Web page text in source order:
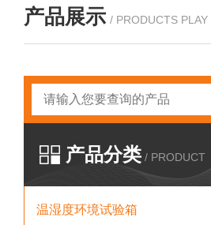
产品展示 / PRODUCTS PLAY
产品分类 / PRODUCT
温湿度环境试验箱